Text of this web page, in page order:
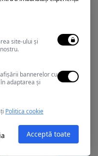
site-ului și
bannerelor cu
adaptarea și
Politica cookie
Acceptă toate